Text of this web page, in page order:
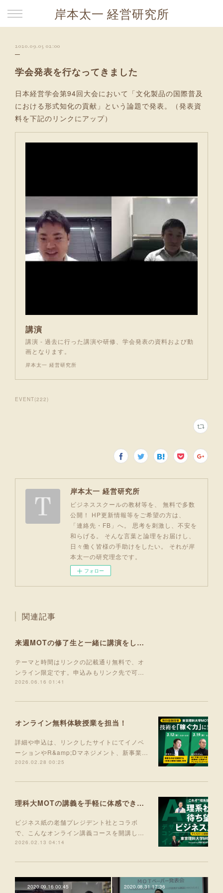
岸本太一 経営研究所
2020.09.05 02:00
学会発表を行なってきました
日本経営学会第94回大会において「文化製品の国際普及
における形式知化の貢献」という論題で発表。（発表資
料を下記のリンクにアップ）
講演
講演 - 過去に行った講演や研修、学会発表の資料および動
画となります。
岸本太一 経営研究所
EVENT(222)
岸本太一 経営研究所
ビジネススクールの教材等を、 無料で多数
公開！ HP更新情報等をご希望の方は、
「連絡先・FB」へ。 思考を刺激し、不安を
和らげる。 そんな言葉と論理をお届けし、
日々働く皆様の手助けをしたい。 それが岸
本太一の研究理念です。
フォロー
関連記事
来週MOTの修了生と一緒に講演をします！
テーマと時間はリンクの記載通り無料で、オ
ンライン限定です。申込みもリンク先で可…
2026.06.16 01:41
オンライン無料体験授業を担当！
詳細や申込は、リンクしたサイトにてイノベ
ーションやR&amp;Dマネジメント、新事業…
2026.02.28 00:25
理科大MOTの講義を手軽に体感できる入門コース 5月より開講！
ビジネス紙の老舗プレジデント社とコラボ
で、こんなオンライン講義コースを開講し…
2026.02.13 04:14
2020.09.16 00:45 2020.08.31 17:36